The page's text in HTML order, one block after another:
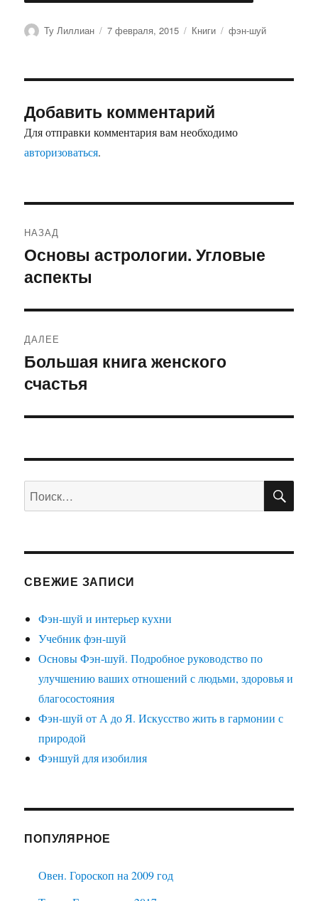
Автор
Ту Лиллиан Опубликовано
7 февраля, 2015 Рубрики
Книги Метки
фэн-шуй
Добавить комментарий
Для отправки комментария вам необходимо
авторизоваться.
по
записям
НАЗАД
Предыдущая
запись:
Основы астрологии. Угловые
аспекты
ДАЛЕЕ
Следующая
запись:
Большая книга женского
счастья
Искать:
СВЕЖИЕ ЗАПИСИ
Фэн-шуй и интерьер кухни
Учебник фэн-шуй
Основы Фэн-шуй. Подробное руководство по
улучшению ваших отношений с людьми, здоровья и
благосостояния
Фэн-шуй от А до Я. Искусство жить в гармонии с
природой
Фэншуй для изобилия
ПОПУЛЯРНОЕ
Овен. Гороскоп на 2009 год